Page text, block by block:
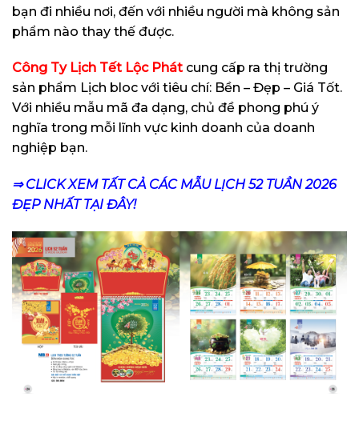
bạn đi nhiều nơi, đến với nhiều người mà không sản
phẩm nào thay thế được.
Công Ty Lịch Tết Lộc Phát cung cấp ra thị trường
sản phẩm Lịch bloc với tiêu chí: Bền – Đẹp – Giá Tốt.
Với nhiều mẫu mã đa dạng, chủ đề phong phú ý
nghĩa trong mỗi lĩnh vực kinh doanh của doanh
nghiệp bạn.
⇒ CLICK XEM TẤT CẢ CÁC MẪU LỊCH 52 TUẦN 2026
ĐẸP NHẤT TẠI ĐÂY!